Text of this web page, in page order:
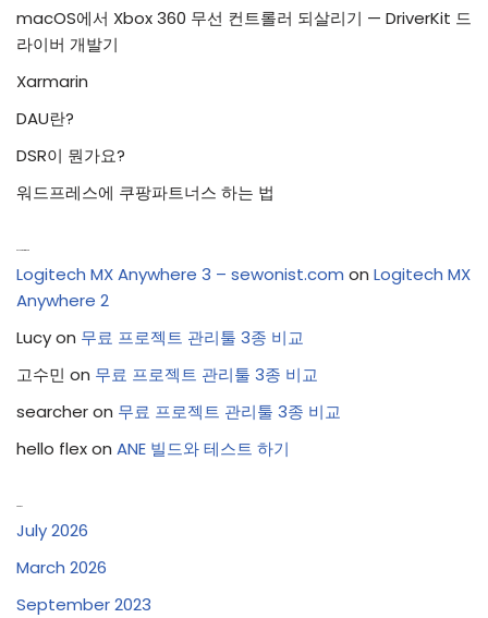
macOS에서 Xbox 360 무선 컨트롤러 되살리기 — DriverKit 드
라이버 개발기
Xarmarin
DAU란?
DSR이 뭔가요?
워드프레스에 쿠팡파트너스 하는 법
Logitech MX Anywhere 3 – sewonist.com on Logitech MX
Anywhere 2
Lucyon 무료 프로젝트 관리툴 3종 비교
고수민 on 무료 프로젝트 관리툴 3종 비교
searcheron 무료 프로젝트 관리툴 3종 비교
hello flexon ANE 빌드와 테스트 하기
July 2026
March 2026
September 2023